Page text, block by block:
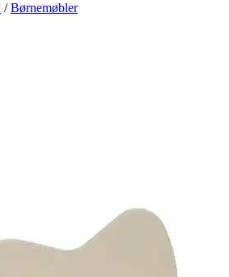
/Børnemøbler